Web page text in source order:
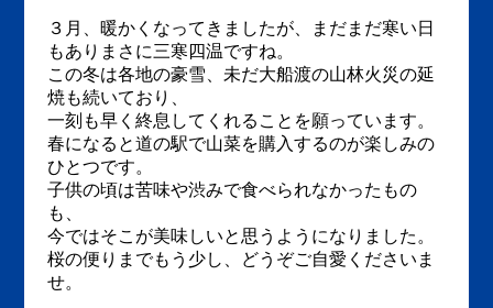
３月、暖かくなってきましたが、まだまだ寒い日
もありまさに三寒四温ですね。
この冬は各地の豪雪、未だ大船渡の山林火災の延
焼も続いており、
一刻も早く終息してくれることを願っています。
春になると道の駅で山菜を購入するのが楽しみの
ひとつです。
子供の頃は苦味や渋みで食べられなかったもの
も、
今ではそこが美味しいと思うようになりました。
桜の便りまでもう少し、どうぞご自愛くださいま
せ。